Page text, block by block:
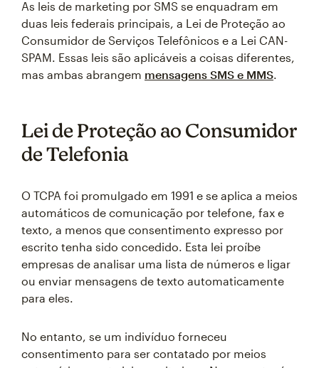
As leis de marketing por SMS se enquadram em
duas leis federais principais, a Lei de Proteção ao
Consumidor de Serviços Telefônicos e a Lei CAN-
SPAM. Essas leis são aplicáveis a coisas diferentes,
mas ambas abrangem mensagens SMS e MMS.
Lei de Proteção ao Consumidor
de Telefonia
O TCPA foi promulgado em 1991 e se aplica a meios
automáticos de comunicação por telefone, fax e
texto, a menos que consentimento expresso por
escrito tenha sido concedido. Esta lei proíbe
empresas de analisar uma lista de números e ligar
ou enviar mensagens de texto automaticamente
para eles.
No entanto, se um indivíduo forneceu
consentimento para ser contatado por meios